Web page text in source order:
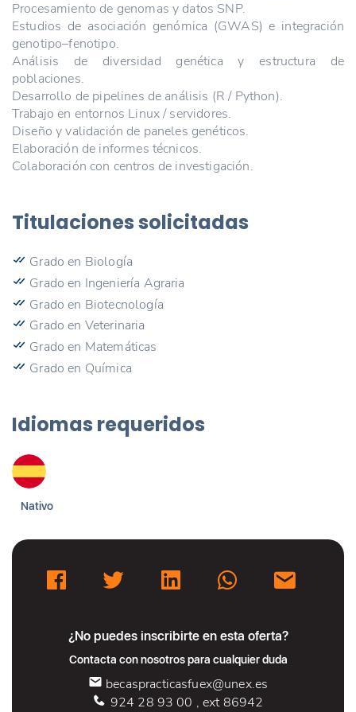
Procesamiento de genomas y datos SNP.
Estudios de asociación genómica (GWAS) e integración
genotipo–fenotipo.
Análisis de diversidad genética y estructura de
poblaciones.
Desarrollo de pipelines de análisis (R / Python).
Trabajo en entornos Linux / servidores.
Diseño y validación de paneles genéticos.
Elaboración de informes técnicos.
Colaboración con centros de investigación.
Titulaciones solicitadas
Grado en Biología
Grado en Ingeniería Agraria
Grado en Biotecnología
Grado en Veterinaria
Grado en Matemáticas
Grado en Química
Idiomas requeridos
Nativo
¿No puedes inscribirte en esta oferta?
Contacta con nosotros para cualquier duda
becaspracticasfuex@unex.es
924 28 93 00 , ext 86942